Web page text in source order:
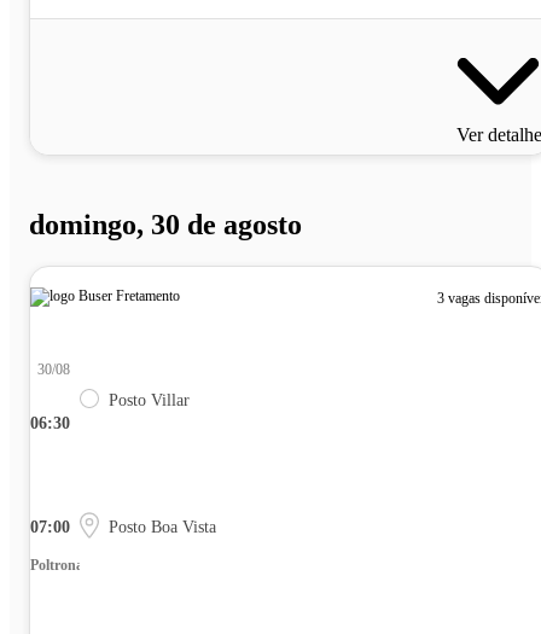
Ver
domingo, 30 de agosto
3 vagas
06:30
30/08
Posto Villar
07:00 Posto Boa Vista
Poltrona